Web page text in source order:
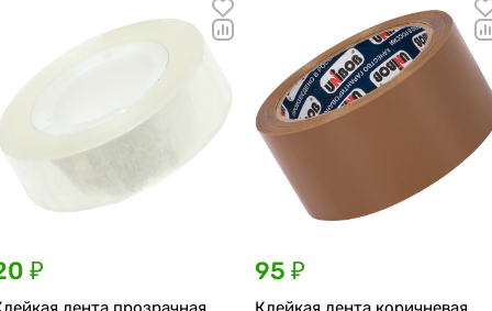
₽ 95 ₽